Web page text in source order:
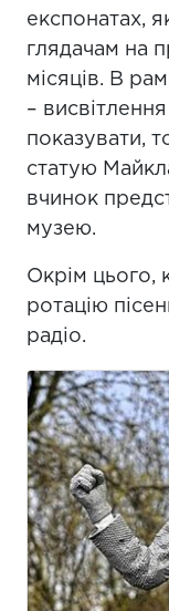
експонатах,
глядачам на
місяців. В
–
показувати,
статую
вчинок
музею.
Окрім цього,
ротацію
радіо.